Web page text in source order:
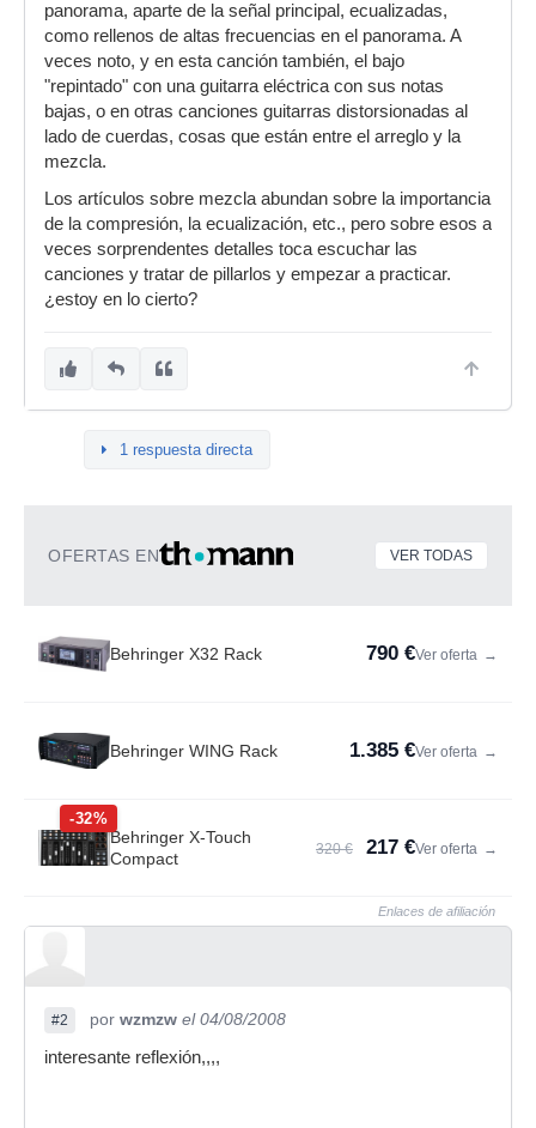
panorama, aparte de la señal principal, ecualizadas,
como rellenos de altas frecuencias en el panorama. A
veces noto, y en esta canción también, el bajo
"repintado" con una guitarra eléctrica con sus notas
bajas, o en otras canciones guitarras distorsionadas al
lado de cuerdas, cosas que están entre el arreglo y la
mezcla.
Los artículos sobre mezcla abundan sobre la importancia
de la compresión, la ecualización, etc., pero sobre esos a
veces sorprendentes detalles toca escuchar las
canciones y tratar de pillarlos y empezar a practicar.
¿estoy en lo cierto?
1 respuesta directa
OFERTAS EN VER TODAS
Behringer X32 Rack 790 €Ver oferta →
Behringer WING Rack 1.385 €Ver oferta →
-32%
Behringer X-Touch
Compact
320 € 217 €Ver oferta →
Enlaces de afiliación
#2 por wzmzw el 04/08/2008
interesante reflexión,,,,